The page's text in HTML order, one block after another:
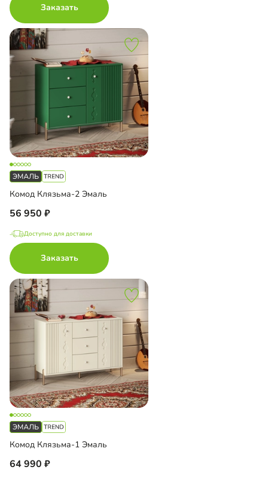
Заказать
Комод Клязьма-2 Эмаль
56 950
Доступно для доставки
Заказать
Комод Клязьма-1 Эмаль
64 990